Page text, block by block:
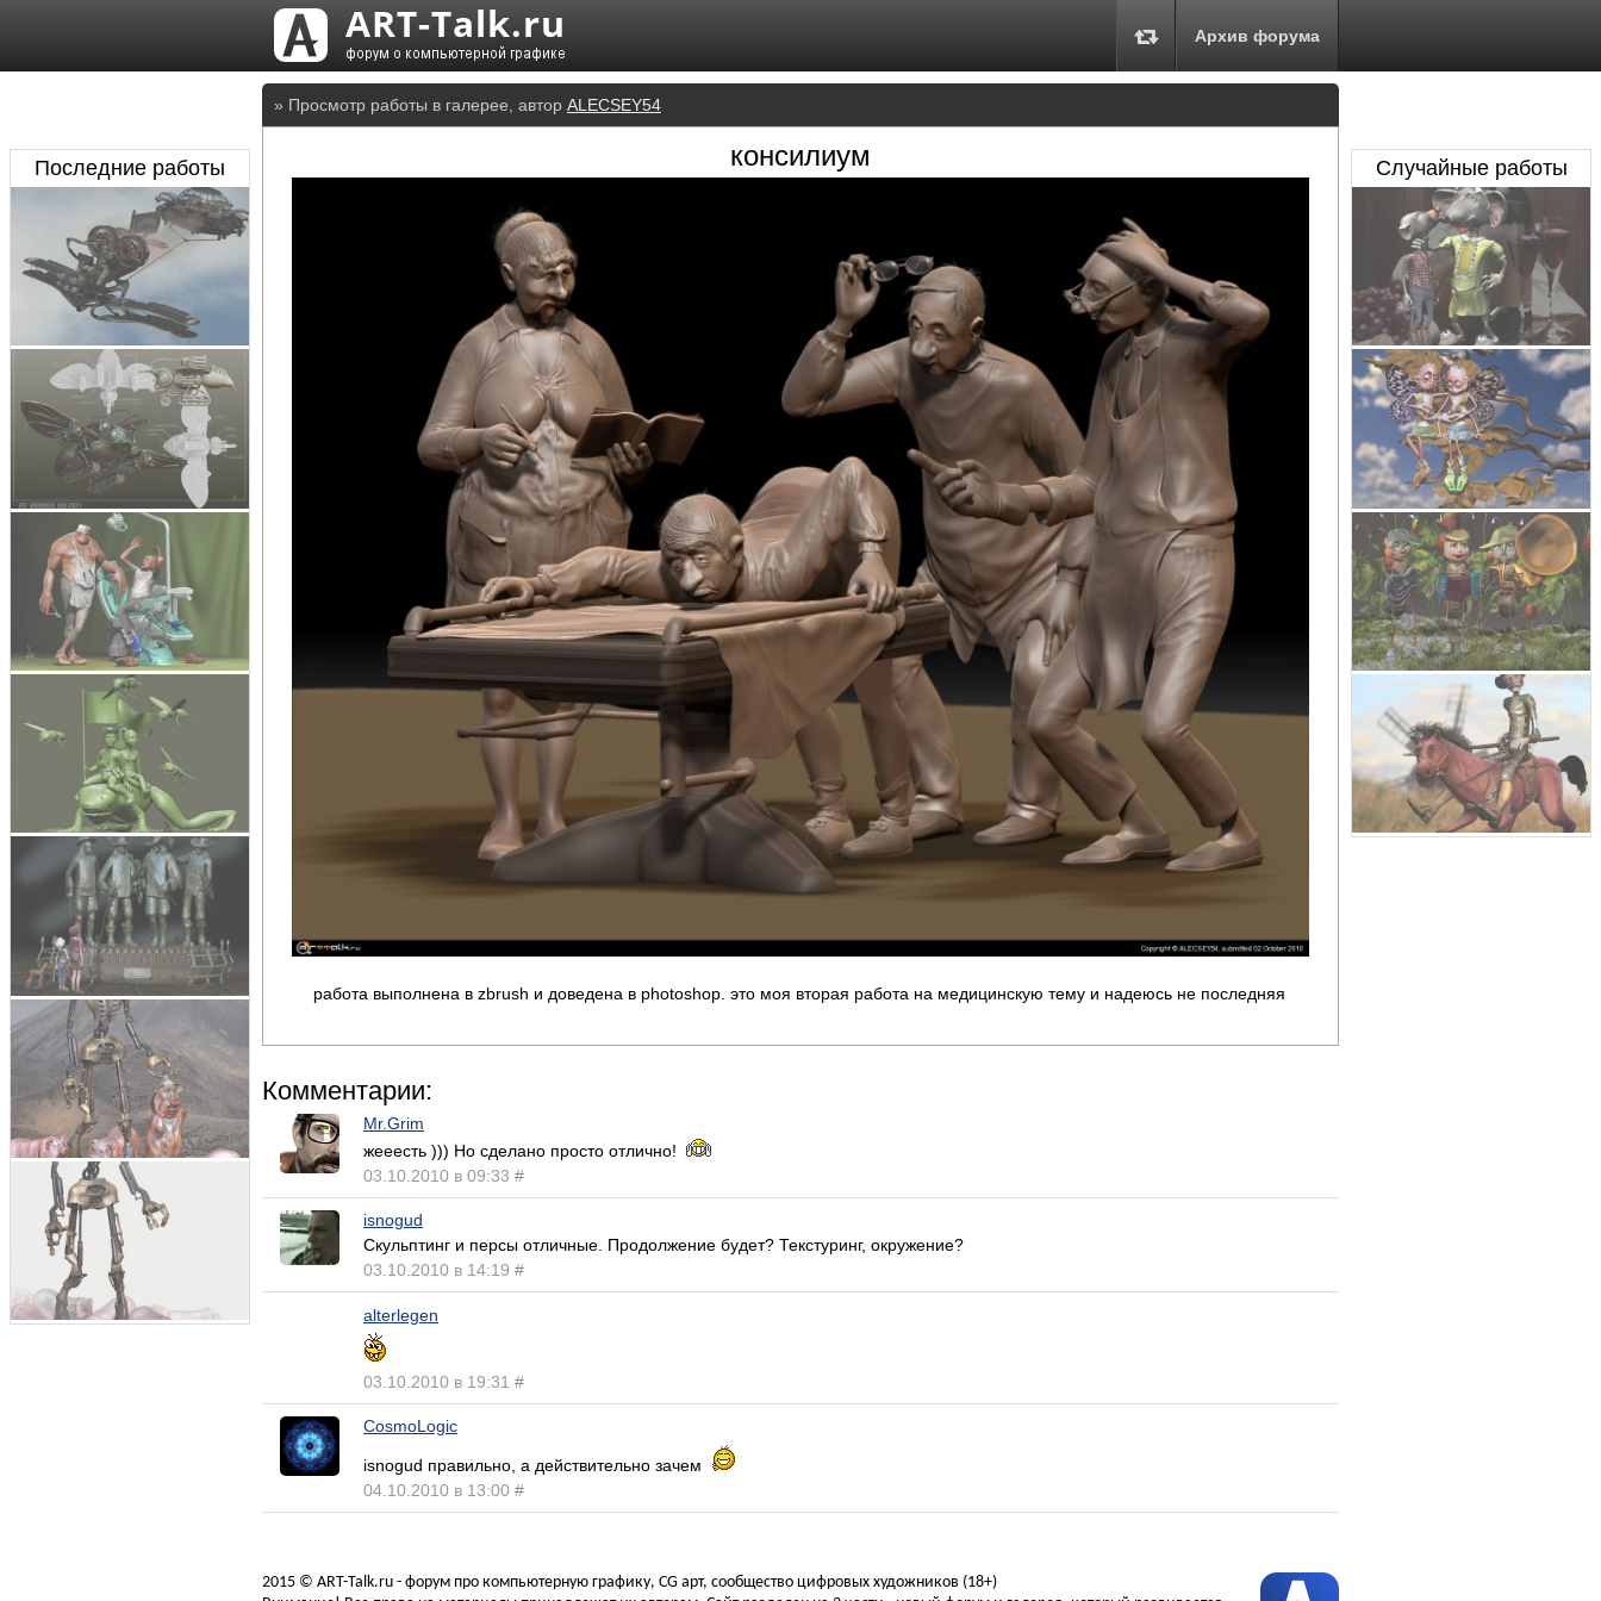
Архив форума
» Просмотр работы в галерее, автор ALECSEY54
консилиум
работа выполнена в zbrush и доведена в photoshop. это моя вторая работа на медицинскую тему и надеюсь не последняя
Комментарии:
Mr.Grim
жееесть ))) Но сделано просто отлично!
03.10.2010 в 09:33 #
isnogud
Скульптинг и персы отличные. Продолжение будет? Текстуринг, окружение?
03.10.2010 в 14:19 #
alterlegen
03.10.2010 в 19:31 #
CosmoLogic
isnogud правильно, а действительно зачем
04.10.2010 в 13:00 #
Последние работы Случайные работы
2015 © ART-Talk.ru - форум про компьютерную графику, CG арт, сообщество цифровых художников (18+)